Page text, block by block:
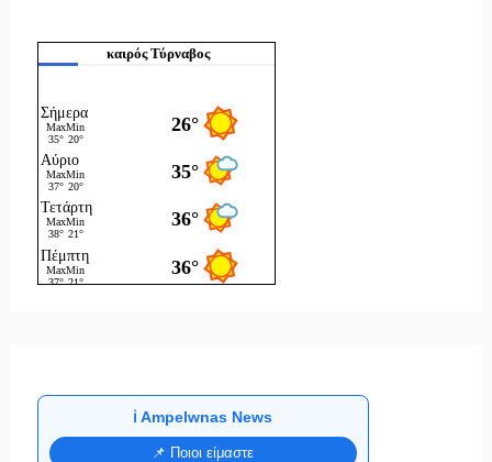
καιρός Τύρναβος
ℹ️ Ampelwnas News
📌 Ποιοι είμαστε